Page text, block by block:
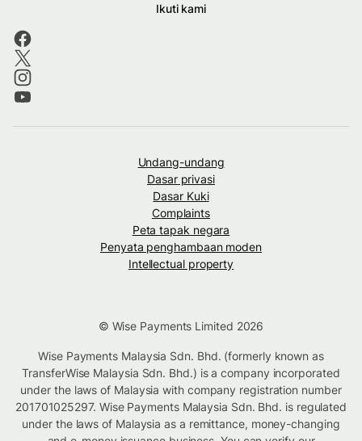
Ikuti kami
Undang-undang
Dasar privasi
Dasar Kuki
Complaints
Peta tapak negara
Penyata penghambaan moden
Intellectual property
© Wise Payments Limited 2026
Wise Payments Malaysia Sdn. Bhd. (formerly known as
TransferWise Malaysia Sdn. Bhd.) is a company incorporated
under the laws of Malaysia with company registration number
201701025297. Wise Payments Malaysia Sdn. Bhd. is regulated
under the laws of Malaysia as a remittance, money-changing